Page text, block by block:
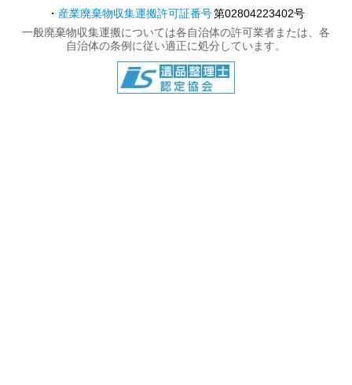
産業廃棄物収集運搬許可証番号第02804223402号
一般廃棄物収集運搬については各自治体の許可業者または、各
自治体の条例に従い適正に処分しています。